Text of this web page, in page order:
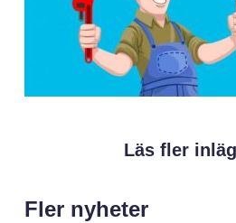
Läs fler
Fler nyheter